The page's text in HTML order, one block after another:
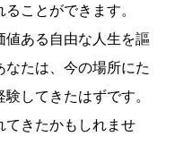
ことができます。
値ある自由な人生を謳
たは、今の場所にた
してきたはずです。
てきたかもしれませ